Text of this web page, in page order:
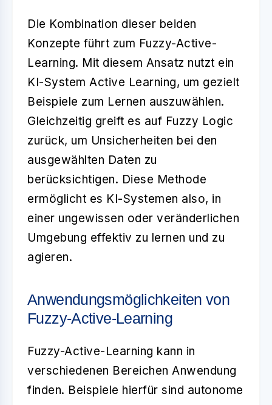
Die Kombination dieser beiden
Konzepte führt zum Fuzzy-Active-
Learning. Mit diesem Ansatz nutzt ein
KI-System Active Learning, um gezielt
Beispiele zum Lernen auszuwählen.
Gleichzeitig greift es auf Fuzzy Logic
zurück, um Unsicherheiten bei den
ausgewählten Daten zu
berücksichtigen. Diese Methode
ermöglicht es KI-Systemen also, in
einer ungewissen oder veränderlichen
Umgebung effektiv zu lernen und zu
agieren.
Anwendungsmöglichkeiten von
Fuzzy-Active-Learning
Fuzzy-Active-Learning kann in
verschiedenen Bereichen Anwendung
finden. Beispiele hierfür sind autonome